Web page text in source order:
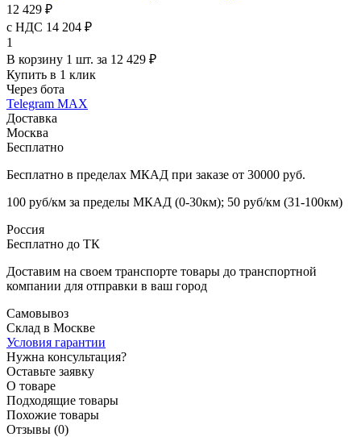
12 429 ₽
с НДС 14 204 ₽
1
В корзину 1 шт. за 12 429 ₽
Купить в 1 клик
Через бота
Telegram MAX
Доставка
Москва
Бесплатно
Бесплатно в пределах МКАД при заказе от 30000 руб.
100 руб/км за пределы МКАД (0-30км); 50 руб/км (31-100км)
Россия
Бесплатно до ТК
Доставим на своем транспорте товары до транспортной
компании для отправки в ваш город
Самовывоз
Склад в Москве
Условия гарантии
Нужна консультация?
Оставьте заявку
О товаре
Подходящие товары
Похожие товары
Отзывы (0)